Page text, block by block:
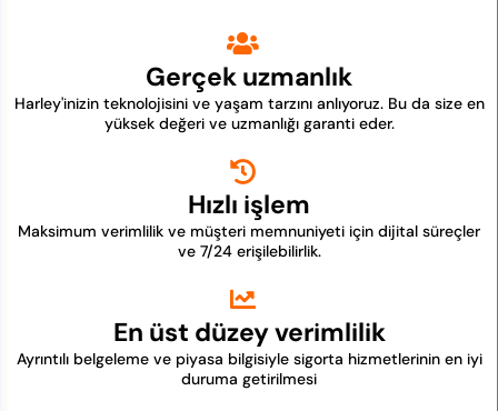
Gerçek uzmanlık
Harley'inizin teknolojisini ve yaşam tarzını anlıyoruz. Bu da size en
yüksek değeri ve uzmanlığı garanti eder.
Hızlı işlem
Maksimum verimlilik ve müşteri memnuniyeti için dijital süreçler
ve 7/24 erişilebilirlik.
En üst düzey verimlilik
Ayrıntılı belgeleme ve piyasa bilgisiyle sigorta hizmetlerinin en iyi
duruma getirilmesi